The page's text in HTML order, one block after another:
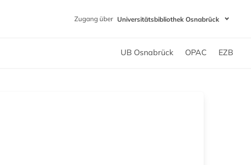
Zugang über Universitätsbibliothek Osnabrück
UB Osnabrück OPAC EZB